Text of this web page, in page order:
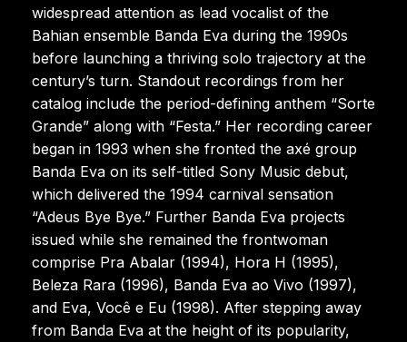
widespread attention as lead vocalist of the
Bahian ensemble Banda Eva during the 1990s
before launching a thriving solo trajectory at the
century’s turn. Standout recordings from her
catalog include the period-defining anthem “Sorte
Grande” along with “Festa.” Her recording career
began in 1993 when she fronted the axé group
Banda Eva on its self-titled Sony Music debut,
which delivered the 1994 carnival sensation
“Adeus Bye Bye.” Further Banda Eva projects
issued while she remained the frontwoman
comprise Pra Abalar (1994), Hora H (1995),
Beleza Rara (1996), Banda Eva ao Vivo (1997),
and Eva, Você e Eu (1998). After stepping away
from Banda Eva at the height of its popularity,